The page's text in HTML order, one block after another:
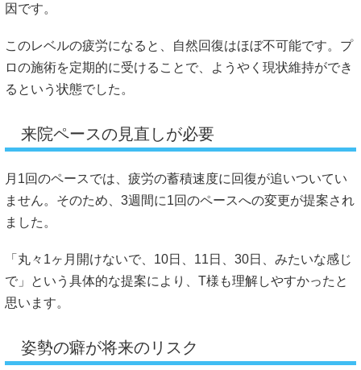
因です。
このレベルの疲労になると、自然回復はほぼ不可能です。プ
ロの施術を定期的に受けることで、ようやく現状維持ができ
るという状態でした。
来院ペースの見直しが必要
月1回のペースでは、疲労の蓄積速度に回復が追いついてい
ません。そのため、3週間に1回のペースへの変更が提案され
ました。
「丸々1ヶ月開けないで、10日、11日、30日、みたいな感じ
で」という具体的な提案により、T様も理解しやすかったと
思います。
姿勢の癖が将来のリスク